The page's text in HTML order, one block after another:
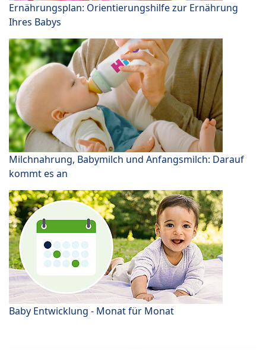
Ernährungsplan: Orientierungshilfe zur Ernährung
Ihres Babys
Milchnahrung, Babymilch und Anfangsmilch: Darauf
kommt es an
Baby Entwicklung - Monat für Monat